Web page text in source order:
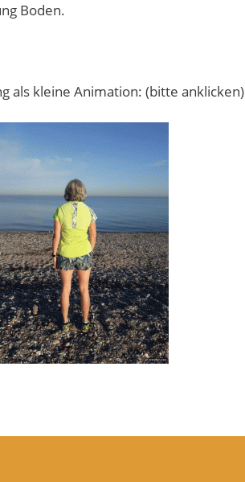
Boden.
als kleine Animation: (bitte anklicken)